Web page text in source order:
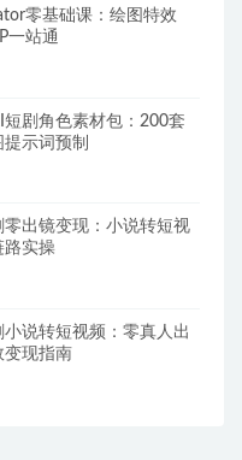
零基础课：绘图特效
一站通
短剧角色素材包：200套
提示词预制
零出镜变现：小说转短视
路实操
小说转短视频：零真人出
变现指南